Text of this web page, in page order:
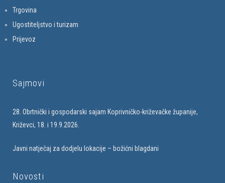
Trgovina
Ugostiteljstvo i turizam
Prijevoz
Sajmovi
28. Obrtnički i gospodarski sajam Koprivničko-križevačke županije,
Križevci, 18. i 19.9.2026.
Javni natječaj za dodjelu lokacije – božićni blagdani
Novosti